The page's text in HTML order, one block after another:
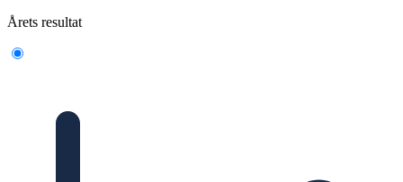
Årets resultat